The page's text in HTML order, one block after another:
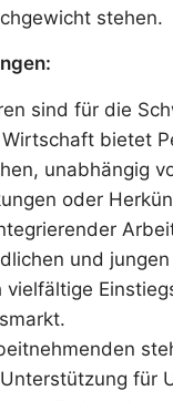
stehen.
sind für die
bietet
unabhängig
oder
und
vielfältige
für